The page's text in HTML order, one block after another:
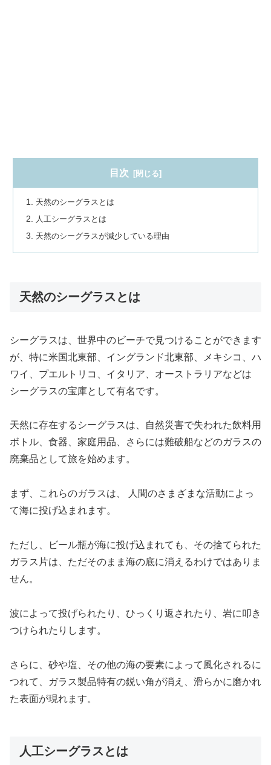
目次
天然のシーグラスとは
人工シーグラスとは
天然のシーグラスが減少している理由
天然のシーグラスとは
シーグラスは、世界中のビーチで見つけることができます
が、特に米国北東部、イングランド北東部、メキシコ、ハ
ワイ、プエルトリコ、イタリア、オーストラリアなどは
シーグラスの宝庫として有名です。
天然に存在するシーグラスは、自然災害で失われた飲料用
ボトル、食器、家庭用品、さらには難破船などのガラスの
廃棄品として旅を始めます。
まず、これらのガラスは、 人間のさまざまな活動によっ
て海に投げ込まれます。
ただし、ビール瓶が海に投げ込まれても、その捨てられた
ガラス片は、ただそのまま海の底に消えるわけではありま
せん。
波によって投げられたり、ひっくり返されたり、岩に叩き
つけられたりします。
さらに、砂や塩、その他の海の要素によって風化されるに
つれて、ガラス製品特有の鋭い角が消え、滑らかに磨かれ
た表面が現れます。
人工シーグラスとは